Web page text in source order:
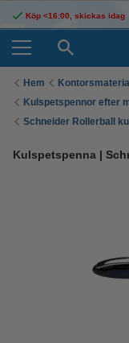
Köp <16:00, skickas idag
Hem
Kulspetspennor efter
Schneider Rollerball
Kulspetspenna |